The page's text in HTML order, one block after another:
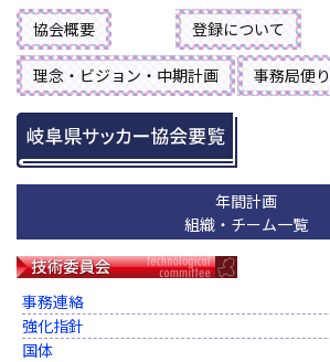
協会概要 登録について
理念・ビジョン・中期計画 事務局便り
年間計画
組織・チーム一覧
事務連絡
強化指針
国体